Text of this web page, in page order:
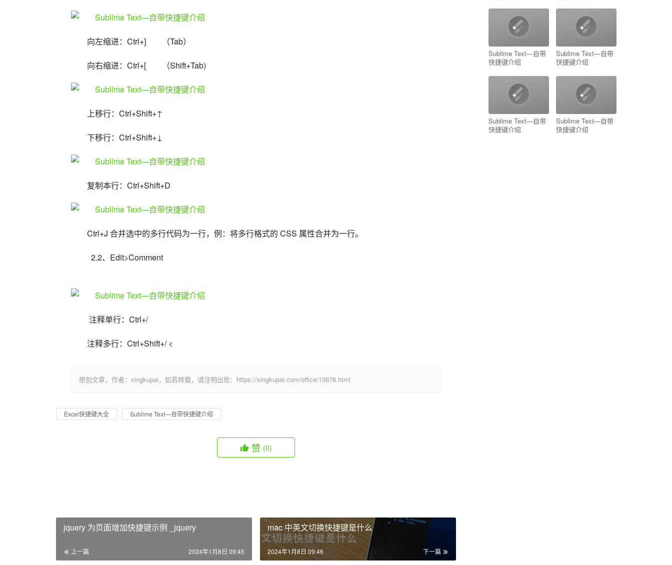
向左缩进：Ctrl+]　　（Tab）
向右缩进：Ctrl+[　　（Shift+Tab)
上移行：Ctrl+Shift+↑
下移行：Ctrl+Shift+↓
复制本行：Ctrl+Shift+D
Ctrl+J 合并选中的多行代码为一行，例：将多行格式的 CSS 属性合并为一行。
  2.2、Edit>Comment
注释单行：Ctrl+/
注释多行：Ctrl+Shift+/ <
原创文章，作者：xingkupai，如若转载，请注明出处：https://xingkupai.com/office/13678.html
Excel快捷键大全 Sublime Text—自带快捷键介绍
赞 (0)
jquery 为页面增加快捷键示例 _jquery
上一篇 2024年1月8日 09:45
mac 中英文切换快捷键是什么
下一篇
2024年1月8日 09:46
Sublime Text—自带
快捷键介绍
Sublime Text—自带
快捷键介绍
Sublime Text—自带
快捷键介绍
Sublime Text—自带
快捷键介绍